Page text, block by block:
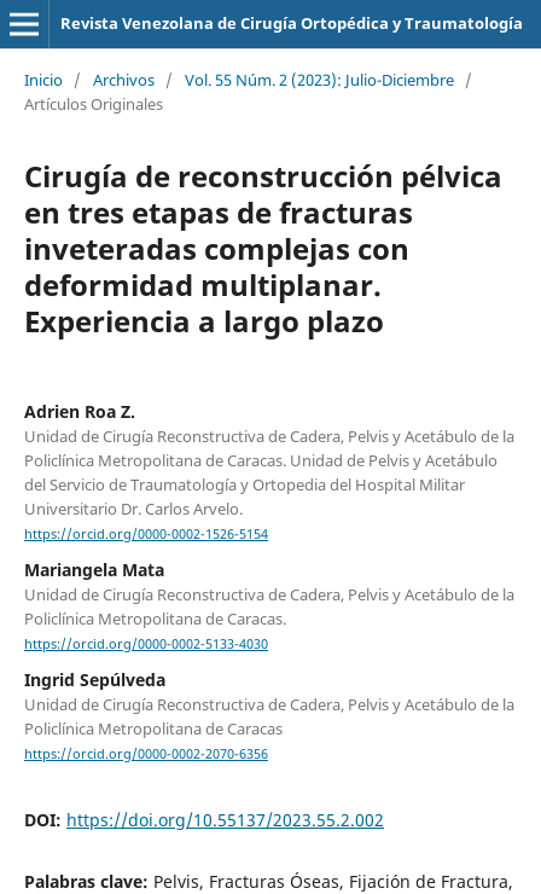
Revista Venezolana de Cirugía Ortopédica y Traumatología
Inicio / Archivos / Vol. 55 Núm. 2 (2023): Julio-Diciembre /
Artículos Originales
Cirugía de reconstrucción pélvica
en tres etapas de fracturas
inveteradas complejas con
deformidad multiplanar.
Experiencia a largo plazo
Adrien Roa Z.
Unidad de Cirugía Reconstructiva de Cadera, Pelvis y Acetábulo de la
Policlínica Metropolitana de Caracas. Unidad de Pelvis y Acetábulo
del Servicio de Traumatología y Ortopedia del Hospital Militar
Universitario Dr. Carlos Arvelo.
https://orcid.org/0000-0002-1526-5154
Mariangela Mata
Unidad de Cirugía Reconstructiva de Cadera, Pelvis y Acetábulo de la
Policlínica Metropolitana de Caracas.
https://orcid.org/0000-0002-5133-4030
Ingrid Sepúlveda
Unidad de Cirugía Reconstructiva de Cadera, Pelvis y Acetábulo de la
Policlínica Metropolitana de Caracas
https://orcid.org/0000-0002-2070-6356
DOI: https://doi.org/10.55137/2023.55.2.002
Palabras clave: Pelvis, Fracturas Óseas, Fijación de Fractura,